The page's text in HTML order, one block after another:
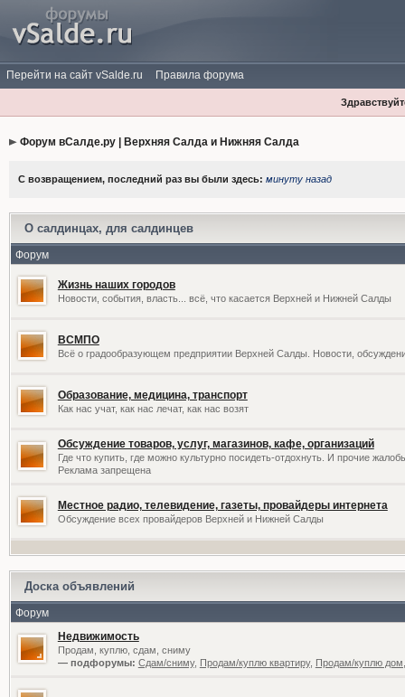
Перейти на сайт vSalde.ru Правила форума
Форум вСалде.ру | Верхняя Салда и Нижняя Салда
С возвращением, последний раз вы были здесь: минуту назад
О салдинцах, для салдинцев
Форум
Жизнь наших городов
Новости, события, власть... всё, что касается Верхней и Нижней Салды
ВСМПО
Всё о градообразующем предприятии Верхней Салды. Новости,
Образование, медицина, транспорт
Как нас учат, как нас лечат, как нас возят
Обсуждение товаров, услуг, магазинов, кафе, организаций
Где что купить, где можно культурно посидеть-отдохнуть. И прочие
Реклама запрещена
Местное радио, телевидение, газеты, провайдеры интернета
Обсуждение всех провайдеров Верхней и Нижней Салды
Доска объявлений
Форум
Недвижимость
Продам, куплю, сдам, сниму
— подфорумы: Сдам/сниму, Продам/куплю квартиру, Продам/куплю